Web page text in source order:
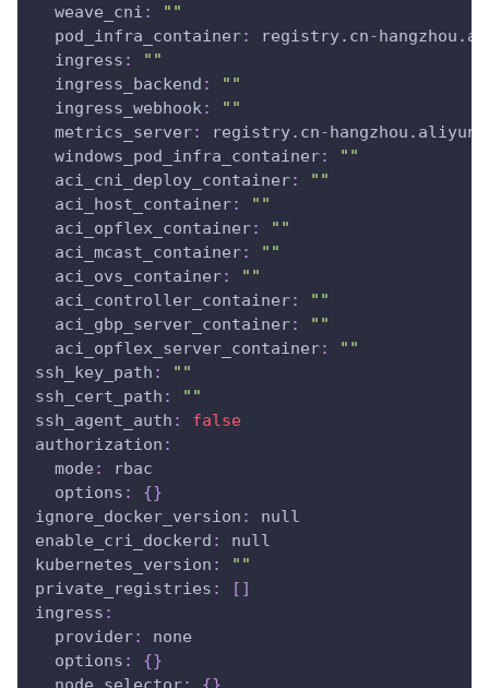
weave_cni :
""
pod_infra_container: registry.cn-
ingress :
""
ingress_backend :
""
ingress_webhook:
""
metrics_server: registry.cn-
windows_pod_infra_container:
""
aci_cni_deploy_container:
""
aci_host_container:
""
aci_opflex_container:
""
aci_mcast_container:
""
aci_ovs_container:
""
aci_controller_container:
""
aci_gbp_server_container:
""
aci_opflex_server_container:
""
ssh_key_path :
""
ssh_cert_path :
""
ssh_agent_auth :
false
authorization :
mode :
rbac
options : {}
ignore_docker_version :
null
enable_cri_dockerd :
null
kubernetes_version :
""
private_registries : [ ]
ingress :
provider:
none
options : {}